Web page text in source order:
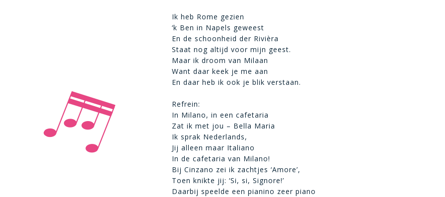
Ik heb Rome gezien
‘k Ben in Napels geweest
En de schoonheid der Rivièra
Staat nog altijd voor mijn geest.
Maar ik droom van Milaan
Want daar keek je me aan
En daar heb ik ook je blik verstaan.
Refrein:
In Milano, in een cafetaria
Zat ik met jou – Bella Maria
Ik sprak Nederlands,
Jij alleen maar Italiano
In de cafetaria van Milano!
Bij Cinzano zei ik zachtjes ‘Amore’,
Toen knikte jij: ‘Si, si, Signore!’
Daarbij speelde een pianino zeer piano